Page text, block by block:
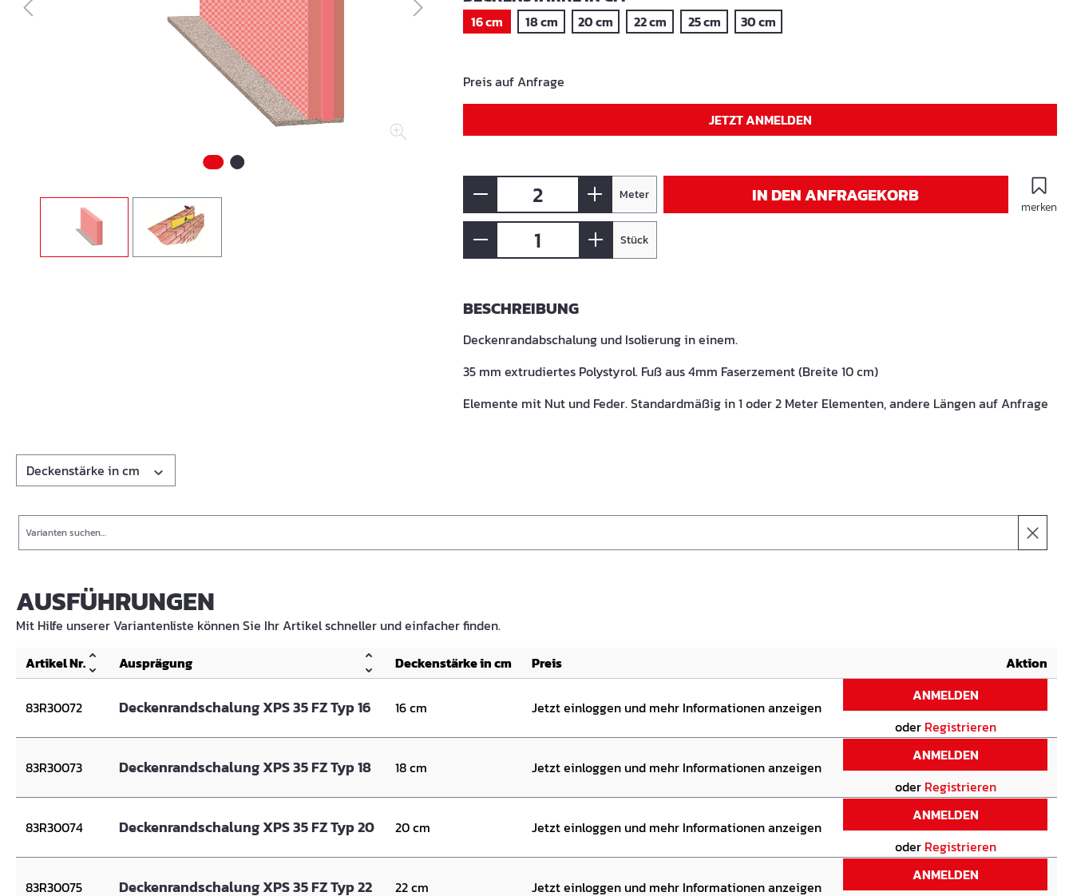
16 cm 18 cm 20 cm 22 cm 25 cm 30 cm
Preis auf Anfrage
JETZT ANMELDEN
Meter
Stück
IN DEN ANFRAGEKORB
merken
BESCHREIBUNG
Deckenrandabschalung und Isolierung in einem.
35 mm extrudiertes Polystyrol. Fuß aus 4mm Faserzement (Breite 10 cm)
Elemente mit Nut und Feder. Standardmäßig in 1 oder 2 Meter Elementen, andere Längen auf Anfrage
Deckenstärke in cm
AUSFÜHRUNGEN
Mit Hilfe unserer Variantenliste können Sie Ihr Artikel schneller und einfacher finden.
Artikel Nr.
Ausprägung Deckenstärke in cm Preis Aktion
83R30072 Deckenrandschalung XPS 35 FZ Typ 16 16 cm Jetzt einloggen und mehr Informationen anzeigen
ANMELDEN
oder Registrieren
83R30073 Deckenrandschalung XPS 35 FZ Typ 18 18 cm Jetzt einloggen und mehr Informationen anzeigen
ANMELDEN
oder Registrieren
83R30074 Deckenrandschalung XPS 35 FZ Typ 20 20 cm Jetzt einloggen und mehr Informationen anzeigen
ANMELDEN
oder Registrieren
83R30075 Deckenrandschalung XPS 35 FZ Typ 22 22 cm Jetzt einloggen und mehr Informationen anzeigen
ANMELDEN